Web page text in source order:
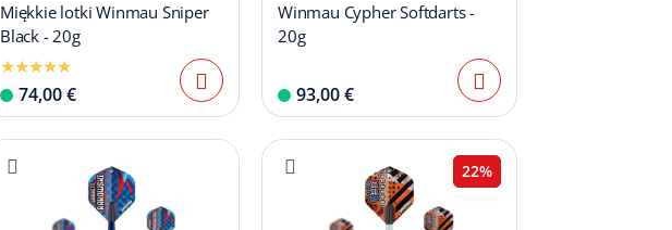
Miękkie lotki Winmau Sniper
Black - 20g
74,00 €
Winmau Cypher Softdarts -
20g
93,00 €
22%